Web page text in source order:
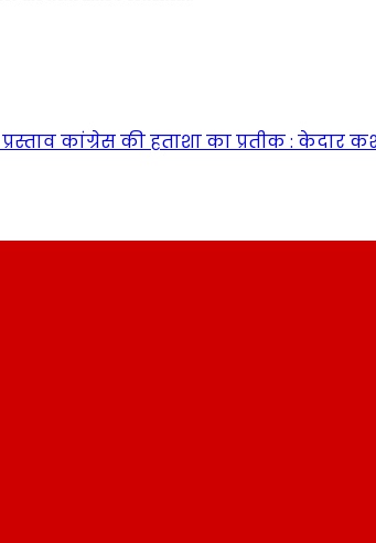
कांग्रेस की हताशा का प्रतीक : केदार